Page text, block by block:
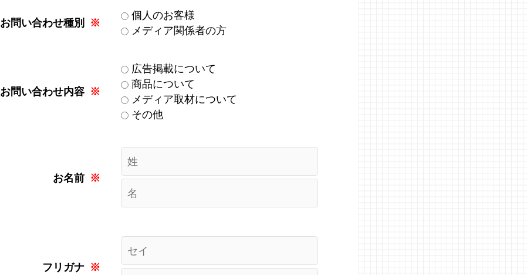
お問い合わせ種別 ※
個人のお客様
メディア関係者の方
お問い合わせ内容 ※
広告掲載について
商品について
メディア取材について
その他
お名前 ※
フリガナ ※